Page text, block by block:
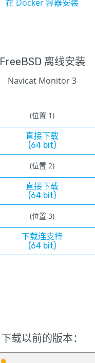
在 Docker 容器安装
FreeBSD 离线安装
Navicat Monitor 3
(位置 1)
直接下载
(64 bit)
(位置 2)
直接下载
(64 bit)
(位置 3)
下载连支持
(64 bit)
下载以前的版本：